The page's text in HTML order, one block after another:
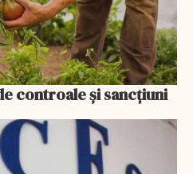
controale și sancțiuni